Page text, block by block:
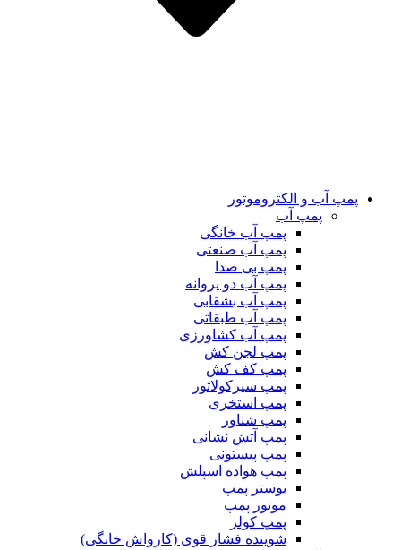
پمپ آب و الکتروموتور
پمپ آب
پمپ آب خانگی
پمپ آب صنعتی
پمپ بی صدا
پمپ آب دو پروانه
پمپ آب بشقابی
پمپ آب طبقاتی
پمپ آب کشاورزی
پمپ لجن کش
پمپ کف کش
پمپ سیرکولاتور
پمپ استخری
پمپ شناور
پمپ آتش نشانی
پمپ پیستونی
پمپ هواده اسپلش
بوستر پمپ
موتور پمپ
پمپ کولر
شوینده فشار قوی (کارواش خانگی)